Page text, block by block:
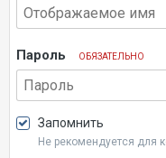
Пароль ОБЯЗАТЕЛЬНО
Запомнить
Не рекомендуется для